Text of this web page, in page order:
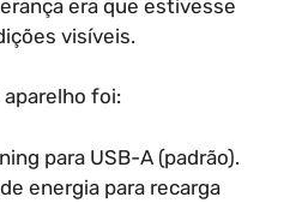
era que estivesse
visíveis.
aparelho foi:
para USB-A (padrão).
energia para recarga